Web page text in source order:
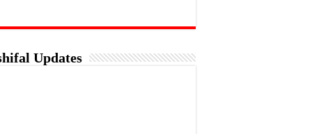
Updates